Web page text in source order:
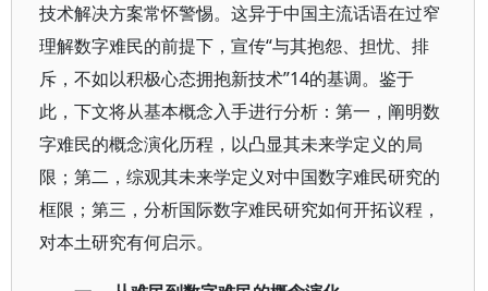
技术解决方案常怀警惕。这异于中国主流话语在过窄
理解数字难民的前提下，宣传“与其抱怨、担忧、排
斥，不如以积极心态拥抱新技术”14的基调。鉴于
此，下文将从基本概念入手进行分析：第一，阐明数
字难民的概念演化历程，以凸显其未来学定义的局
限；第二，综观其未来学定义对中国数字难民研究的
框限；第三，分析国际数字难民研究如何开拓议程，
对本土研究有何启示。